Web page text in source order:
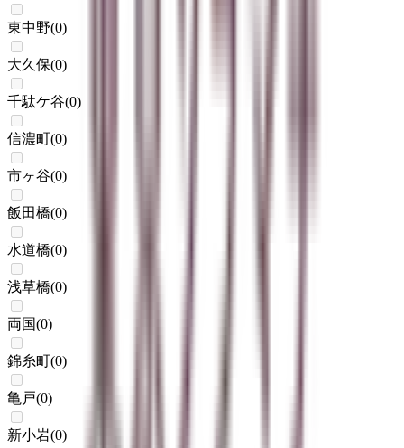
東中野(0)
大久保(0)
千駄ケ谷(0)
信濃町(0)
市ヶ谷(0)
飯田橋(0)
水道橋(0)
浅草橋(0)
両国(0)
錦糸町(0)
亀戸(0)
新小岩(0)